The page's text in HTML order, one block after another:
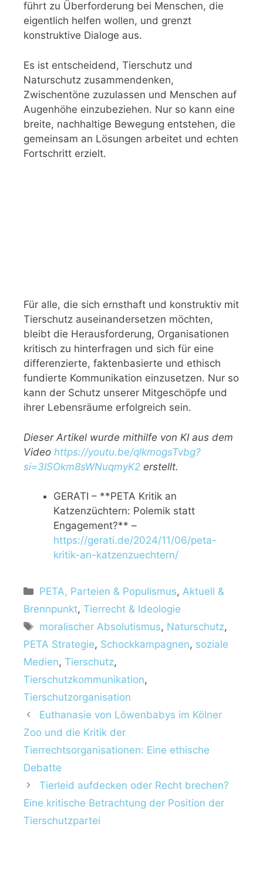
führt zu Überforderung bei Menschen, die
eigentlich helfen wollen, und grenzt
konstruktive Dialoge aus.
Es ist entscheidend, Tierschutz und
Naturschutz zusammendenken,
Zwischentöne zuzulassen und Menschen auf
Augenhöhe einzubeziehen. Nur so kann eine
breite, nachhaltige Bewegung entstehen, die
gemeinsam an Lösungen arbeitet und echten
Fortschritt erzielt.
Für alle, die sich ernsthaft und konstruktiv mit
Tierschutz auseinandersetzen möchten,
bleibt die Herausforderung, Organisationen
kritisch zu hinterfragen und sich für eine
differenzierte, faktenbasierte und ethisch
fundierte Kommunikation einzusetzen. Nur so
kann der Schutz unserer Mitgeschöpfe und
ihrer Lebensräume erfolgreich sein.
Dieser Artikel wurde mithilfe von KI aus dem
Video https://youtu.be/qlkmogsTvbg?
si=3ISOkm8sWNuqmyK2 erstellt.
GERATI – **PETA Kritik an
Katzenzüchtern: Polemik statt
Engagement?** –
https://gerati.de/2024/11/06/peta-
kritik-an-katzenzuechtern/
PETA, Parteien & Populismus,Aktuell &
Brennpunkt, Tierrecht & Ideologie
moralischer Absolutismus, Naturschutz,
PETA Strategie, Schockkampagnen, soziale
Medien, Tierschutz,
Tierschutzkommunikation,
Tierschutzorganisation
Euthanasie von Löwenbabys im Kölner
Zoo und die Kritik der
Tierrechtsorganisationen: Eine ethische
Debatte
Tierleid aufdecken oder Recht brechen?
Eine kritische Betrachtung der Position der
Tierschutzpartei